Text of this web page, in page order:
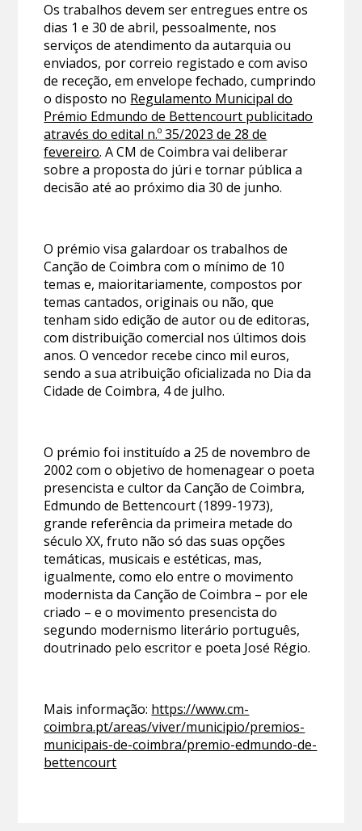
Os trabalhos devem ser entregues entre os
dias 1 e 30 de abril, pessoalmente, nos
serviços de atendimento da autarquia ou
enviados, por correio registado e com aviso
de receção, em envelope fechado, cumprindo
o disposto no Regulamento Municipal do
Prémio Edmundo de Bettencourt publicitado
através do edital n.º 35/2023 de 28 de
fevereiro. A CM de Coimbra vai deliberar
sobre a proposta do júri e tornar pública a
decisão até ao próximo dia 30 de junho.
O prémio visa galardoar os trabalhos de
Canção de Coimbra com o mínimo de 10
temas e, maioritariamente, compostos por
temas cantados, originais ou não, que
tenham sido edição de autor ou de editoras,
com distribuição comercial nos últimos dois
anos. O vencedor recebe cinco mil euros,
sendo a sua atribuição oficializada no Dia da
Cidade de Coimbra, 4 de julho.
O prémio foi instituído a 25 de novembro de
2002 com o objetivo de homenagear o poeta
presencista e cultor da Canção de Coimbra,
Edmundo de Bettencourt (1899-1973),
grande referência da primeira metade do
século XX, fruto não só das suas opções
temáticas, musicais e estéticas, mas,
igualmente, como elo entre o movimento
modernista da Canção de Coimbra – por ele
criado – e o movimento presencista do
segundo modernismo literário português,
doutrinado pelo escritor e poeta José Régio.
Mais informação: https://www.cm-
coimbra.pt/areas/viver/municipio/premios-
municipais-de-coimbra/premio-edmundo-de-
bettencourt